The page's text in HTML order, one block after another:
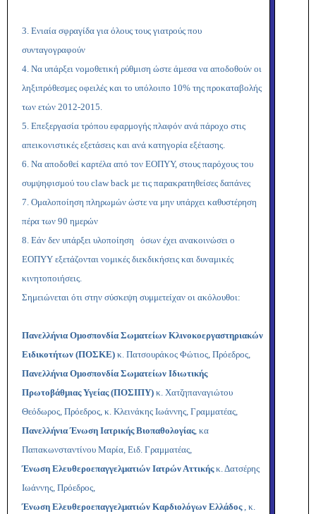
3. Ενιαία σφραγίδα για όλους τους γιατρούς που
συνταγογραφούν
4. Να υπάρξει νομοθετική ρύθμιση ώστε άμεσα να αποδοθούν οι
ληξιπρόθεσμες οφειλές και το υπόλοιπο 10% της προκαταβολής
των ετών 2012-2015.
5. Επεξεργασία τρόπου εφαρμογής πλαφόν ανά πάροχο στις
απεικονιστικές εξετάσεις και ανά κατηγορία εξέτασης.
6. Να αποδοθεί καρτέλα από τον ΕΟΠΥΥ, στους παρόχους του
συμψηφισμού του claw back με τις παρακρατηθείσες δαπάνες
7. Ομαλοποίηση πληρωμών ώστε να μην υπάρχει καθυστέρηση
πέρα των 90 ημερών
8. Εάν δεν υπάρξει υλοποίηση όσων έχει ανακοινώσει ο
ΕΟΠΥΥ εξετάζονται νομικές διεκδικήσεις και δυναμικές
κινητοποιήσεις.
Σημειώνεται ότι στην σύσκεψη συμμετείχαν οι ακόλουθοι:
Πανελλήνια Ομοσπονδία Σωματείων Κλινοκοεργαστηριακών
Ειδικοτήτων (ΠΟΣΚΕ) κ. Πατσουράκος Φώτιος, Πρόεδρος,
Πανελλήνια Ομοσπονδία Σωματείων Ιδιωτικής
Πρωτοβάθμιας Υγείας (ΠΟΣΙΠΥ) κ. Χατζηπαναγιώτου
Θεόδωρος, Πρόεδρος, κ. Κλεινάκης Ιωάννης, Γραμματέας,
Πανελλήνια Ένωση Ιατρικής Βιοπαθολογίας, κα
Παπακωνσταντίνου Μαρία, Ειδ. Γραμματέας,
Ένωση Ελευθεροεπαγγελματιών Ιατρών Αττικήςκ. Δατσέρης
Ιωάννης, Πρόεδρος,
Ένωση Ελευθεροεπαγγελματιών Καρδιολόγων Ελλάδος, κ.